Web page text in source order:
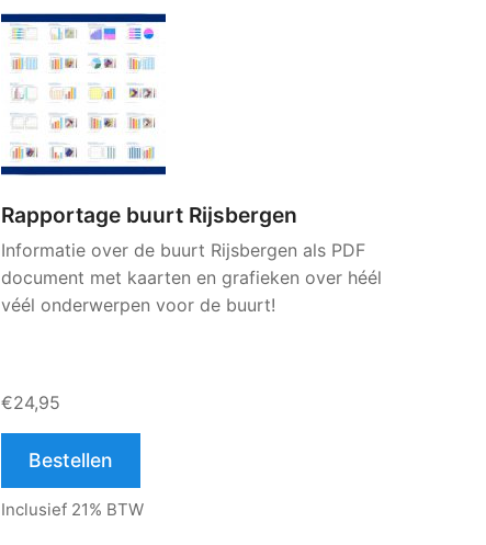
Rapportage buurt Rijsbergen
Informatie over de buurt Rijsbergen als PDF
document met kaarten en grafieken over héél
véél onderwerpen voor de buurt!
€24,95
Bestellen
Inclusief 21% BTW